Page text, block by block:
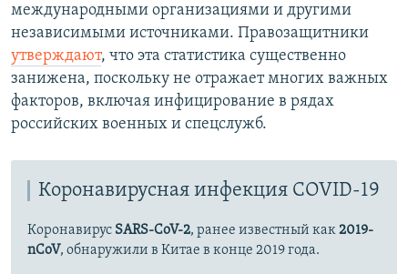
международными организациями и другими
независимыми источниками. Правозащитники
утверждают, что эта статистика существенно
занижена, поскольку не отражает многих важных
факторов, включая инфицирование в рядах
российских военных и спецслужб.
Коронавирусная инфекция COVID-19
Коронавирус SARS-CoV-2, ранее известный как2019-
nCoV, обнаружили в Китае в конце 2019 года.